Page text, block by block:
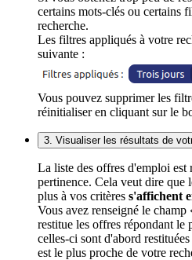
certains mots-clés ou certains
recherche.
Les filtres appliqués à votre
suivante :
Vous pouvez supprimer les
réinitialiser en cliquant sur le
3. Visualiser les résultats de
La liste des offres d'emploi est
pertinence. Cela veut dire que
plus à vos critères s'affichent
Vous avez renseigné le
restitue les offres répondant le
celles-ci sont d'abord
est le plus proche de votre